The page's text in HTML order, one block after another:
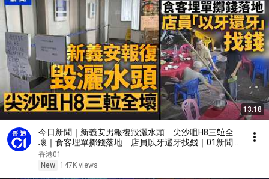
13:18
今日新聞｜新義安男報復毀灑水頭 尖沙咀H8三𨋢全
壞｜食客埋單擲錢落地 店員以牙還牙找錢｜01新聞
｜淋油｜爆水管｜大富豪｜巨坑｜Save Lily｜食環｜
2026年8月7日 #hongkongnews
香港01
New
147K views